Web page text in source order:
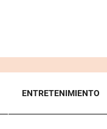
ENTRETENIMIENTO